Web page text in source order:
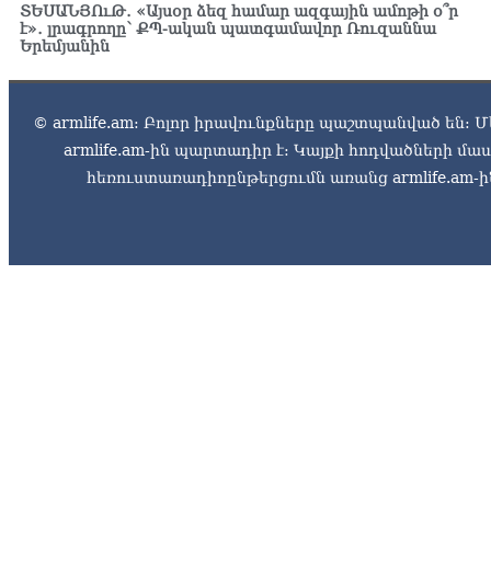
ՏԵՍԱՆՅՈւԹ․ «Այսօր ձեզ համար ազգային ամոթի օ՞ր
է»․ լրագրողը՝ ՔՊ-ական պատգամավոր Ռուզաննա
Երեմյանին
© armlife.am: Բոլոր իրավունքները պաշտպանված են:
armlife.am-ին պարտադիր է: Կայքի հոդվածների
հեռուստառադիոընթերցումն առանց armlife.am-